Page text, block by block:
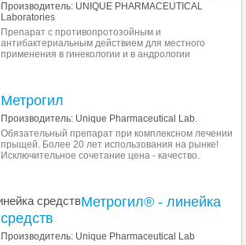
Производитель: UNIQUE PHARMACEUTICAL
Laboratories
Препарат с противопротозойным и
антибактериальным действием для местного
применения в гинекологии и в андрологии
Метрогил
Производитель: Unique Pharmaceutical Lab.
Обязательный препарат при комплексном лечении
прыщей. Более 20 лет использования на рынке!
Исключительное сочетание цена - качество.
Метрогил® - линейка
средств
Производитель: Unique Pharmaceutical Lab